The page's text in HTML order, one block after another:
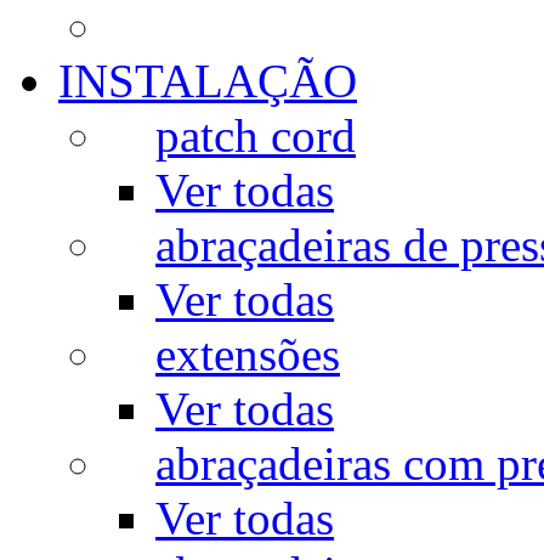
INSTALAÇÃO
patch cord
Ver todas
abraçadeiras de
Ver todas
extensões
Ver todas
abraçadeiras com
Ver todas